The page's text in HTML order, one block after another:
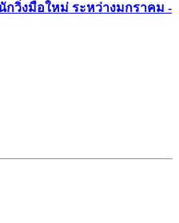
กวิ่งมือใหม่ ระหว่างมกราคม -